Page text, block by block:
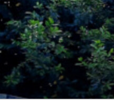
Salta
al
contenuto